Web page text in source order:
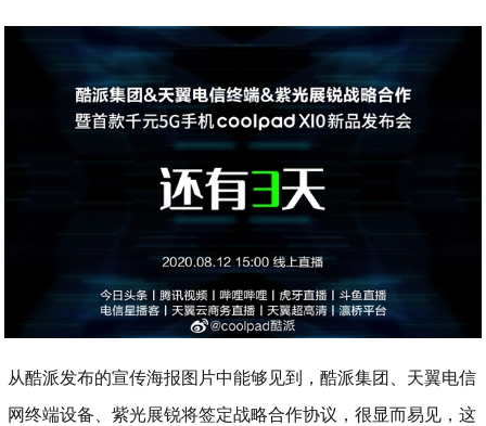
从酷派发布的宣传海报图片中能够见到，酷派集团、天翼电信
网终端设备、紫光展锐将签定战略合作协议，很显而易见，这